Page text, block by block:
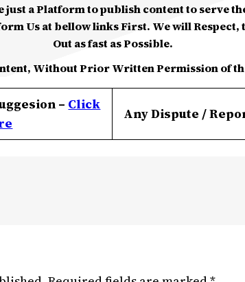
just a Platform to publish content to serve
Us at bellow links First. We will Respect,
Out as fast as Possible.
Without Prior Written Permission of
– Click
Any Dispute /